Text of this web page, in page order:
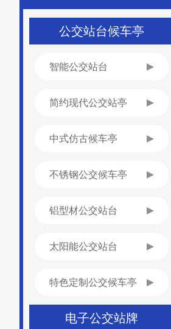
公交站台报价
不锈
乡镇候车亭
公交站
公交站台候车亭
智能公交站台
简约现代公交站亭
中式仿古候车亭
不锈钢公交候车亭
铝型材公交站台
太阳能公交站台
特色定制公交候车亭
电子公交站牌